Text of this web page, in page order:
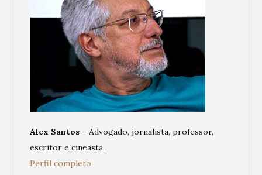
Alex Santos – Advogado, jornalista, professor,
escritor e cineasta.
Perfil completo